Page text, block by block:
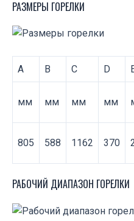
РАЗМЕРЫ ГОРЕЛКИ
A B C D
мм мм мм мм
805 588 1162 370
РАБОЧИЙ ДИАПАЗОН ГОРЕЛКИ